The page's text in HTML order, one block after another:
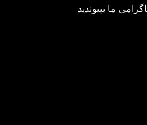
ما بپیوندید